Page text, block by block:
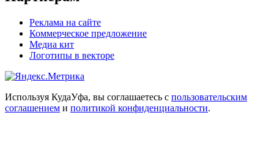
Реклама на сайте
Коммерческое предложение
Медиа кит
Логотипы в векторе
Используя КудаУфа, вы соглашаетесь с пользовательским
соглашением и политикой конфиденциальности.